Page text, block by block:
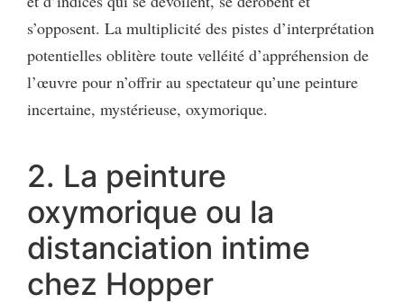
s’opposent. La multiplicité des pistes d’interprétation
potentielles oblitère toute velléité d’appréhension de
l’œuvre pour n’offrir au spectateur qu’une peinture
incertaine, mystérieuse, oxymorique.
2. La peinture
oxymorique ou la
distanciation intime
chez Hopper